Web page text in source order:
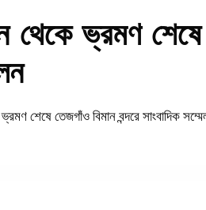
থেকে ভ্রমণ শেষে
শেষে তেজগাঁও বিমান বন্দরে সাংবাদিক